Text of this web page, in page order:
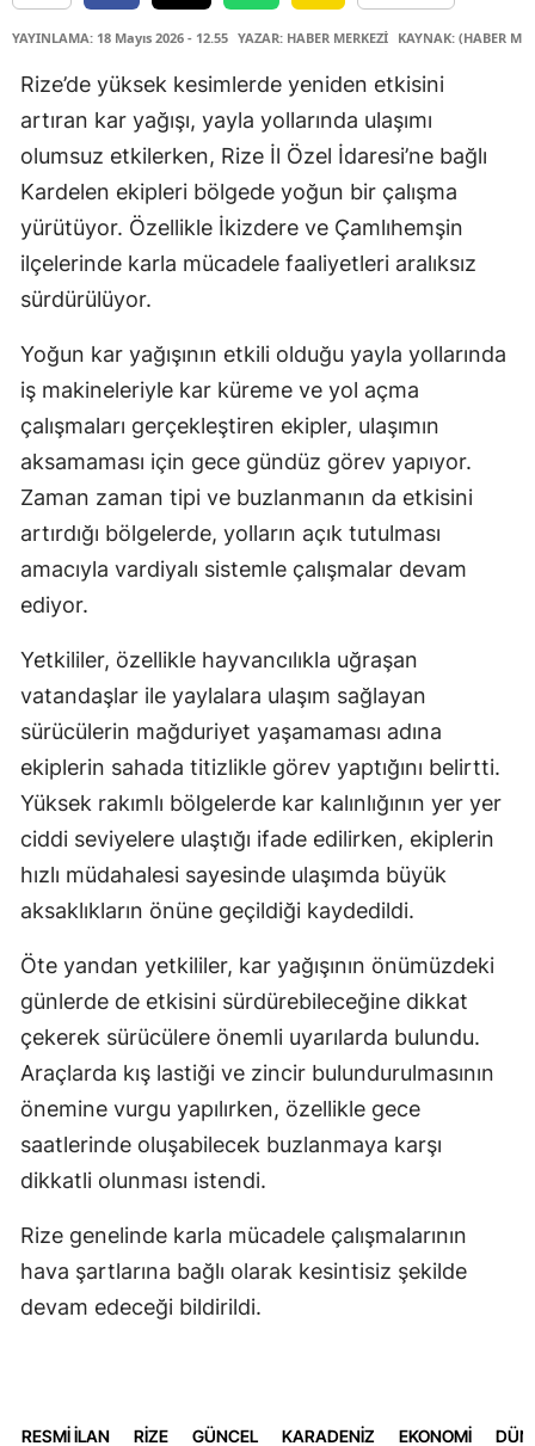
YAYINLAMA: 18 Mayıs 2026 - 12.55 YAZAR: HABER MERKEZİ KAYNAK: (HABER
Rize’de yüksek kesimlerde yeniden etkisini
artıran kar yağışı, yayla yollarında ulaşımı
olumsuz etkilerken, Rize İl Özel İdaresi’ne bağlı
Kardelen ekipleri bölgede yoğun bir çalışma
yürütüyor. Özellikle İkizdere ve Çamlıhemşin
ilçelerinde karla mücadele faaliyetleri aralıksız
sürdürülüyor.
Yoğun kar yağışının etkili olduğu yayla yollarında
iş makineleriyle kar küreme ve yol açma
çalışmaları gerçekleştiren ekipler, ulaşımın
aksamaması için gece gündüz görev yapıyor.
Zaman zaman tipi ve buzlanmanın da etkisini
artırdığı bölgelerde, yolların açık tutulması
amacıyla vardiyalı sistemle çalışmalar devam
ediyor.
Yetkililer, özellikle hayvancılıkla uğraşan
vatandaşlar ile yaylalara ulaşım sağlayan
sürücülerin mağduriyet yaşamaması adına
ekiplerin sahada titizlikle görev yaptığını belirtti.
Yüksek rakımlı bölgelerde kar kalınlığının yer yer
ciddi seviyelere ulaştığı ifade edilirken, ekiplerin
hızlı müdahalesi sayesinde ulaşımda büyük
aksaklıkların önüne geçildiği kaydedildi.
Öte yandan yetkililer, kar yağışının önümüzdeki
günlerde de etkisini sürdürebileceğine dikkat
çekerek sürücülere önemli uyarılarda bulundu.
Araçlarda kış lastiği ve zincir bulundurulmasının
önemine vurgu yapılırken, özellikle gece
saatlerinde oluşabilecek buzlanmaya karşı
dikkatli olunması istendi.
Rize genelinde karla mücadele çalışmalarının
hava şartlarına bağlı olarak kesintisiz şekilde
devam edeceği bildirildi.
RESMİ İLAN RİZE GÜNCEL KARADENİZ EKONOMİ